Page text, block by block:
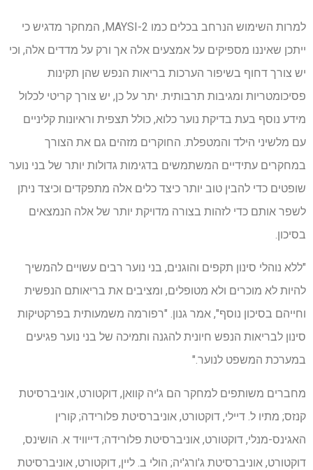
למרות השימוש הנרחב בכלים כמו MAYSI-2, המחקר מדגיש כי
ייתכן שאיננו מספיקים על אמצעים אלה אך ורק על מדדים אלה, וכי
יש צורך דחוף בשיפור הערכות בריאות הנפש שהן תקינות
פסיכומטריות ומגיבות תרבותית. יתר על כן, יש צורך קריטי לכלול
מידע נוסף בעת בדיקת נוער כלוא, כולל תצפית וראיונות קליניים
עם מלשיני הילד והמטפלת. החוקרים מזהים גם את הצורך
במחקרים עתידיים המשתמשים בדגימות גדולות יותר של בני נוער
שופטים כדי להבין טוב יותר כיצד כלים אלה מתפקדים וכיצד ניתן
לשפר אותם כדי לזהות בצורה מדויקת יותר של אלה הנמצאים
בסיכון.
"ללא נוהלי סינון תקפים והוגנים, בני נוער רבים עשויים להמשיך
להיות לא מוכרים ולא מטופלים, ומציבים את בריאותם הנפשית
וחייהם בסיכון נוסף", אמר גנון. "רפורמה משמעותית בפרקטיקות
סינון לבריאות הנפש חיונית להגנה ותמיכה של בני נוער פגיעים
במערכת המשפט לנוער."
מחברים משותפים למחקר הם ג'יה קוואן, דוקטורט, אוניברסיטת
קנזס; מתיו ל. דיילי, דוקטורט, אוניברסיטת פלורידה; קורין
האגינס-מנלי, דוקטורט, אוניברסיטת פלורידה; דייוויד א. הושינס,
דוקטורט, אוניברסיטת ג'ורג'יה; הולי ב. ליין, דוקטורט, אוניברסיטת